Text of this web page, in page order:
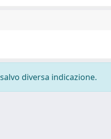
diversa indicazione.